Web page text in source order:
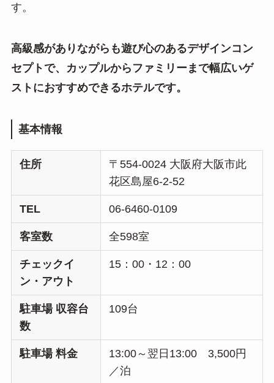
す。
高級感がありながらも遊び心のあるデザインコン
セプトで、カップルからファミリーまで幅広いゲ
ストにおすすめできるホテルです。
基本情報
住所
〒554-0024 大阪府大阪市此
花区島屋6-2-52
TEL 06-6460-0109
客室数 全598室
チェックイ
ン・アウト
15：00・12：00
駐車場 収容台
数
109台
駐車場 料金
13:00～翌日13:00 3,500円
／泊